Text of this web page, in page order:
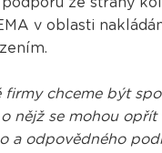
v oblasti
firmy chceme být
nějž se mohou opřít
a odpovědného